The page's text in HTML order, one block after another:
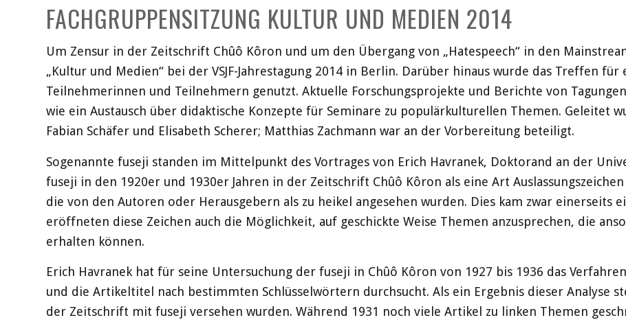
FACHGRUPPENSITZUNG KULTUR UND MEDIEN 2014
Um Zensur in der Zeitschrift Chûô Kôron und um den Übergang von „Hatespeech“ in den
„Kultur und Medien“ bei der VSJF-Jahrestagung 2014 in Berlin. Darüber hinaus wurde das Treffen für
Teilnehmerinnen und Teilnehmern genutzt. Aktuelle Forschungsprojekte und Berichte von
wie ein Austausch über didaktische Konzepte für Seminare zu populärkulturellen Themen. Geleitet
Fabian Schäfer und Elisabeth Scherer; Matthias Zachmann war an der Vorbereitung beteiligt.
Sogenannte fuseji standen im Mittelpunkt des Vortrages von Erich Havranek, Doktorand an der
fuseji in den 1920er und 1930er Jahren in der Zeitschrift Chûô Kôron als eine Art
die von den Autoren oder Herausgebern als zu heikel angesehen wurden. Dies kam zwar einerseits
eröffneten diese Zeichen auch die Möglichkeit, auf geschickte Weise Themen anzusprechen, die
erhalten können.
Erich Havranek hat für seine Untersuchung der fuseji in Chûô Kôron von 1927 bis 1936 das
und die Artikeltitel nach bestimmten Schlüsselwörtern durchsucht. Als ein Ergebnis dieser Analyse
der Zeitschrift mit fuseji versehen wurden. Während 1931 noch viele Artikel zu linken Themen